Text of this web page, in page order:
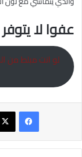
عفوا لا
لو انت مبلط من